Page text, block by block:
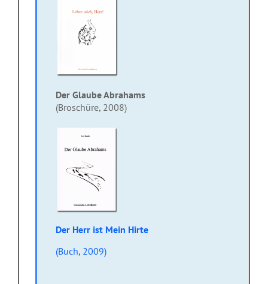
Der Glaube Abrahams
(Broschüre, 2008)
Der Herr ist Mein Hirte
(Buch, 2009)